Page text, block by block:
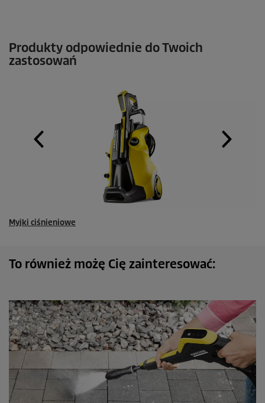
Produkty odpowiednie do Twoich
zastosowań
Myjki ciśnieniowe
To również możę Cię zainteresować: